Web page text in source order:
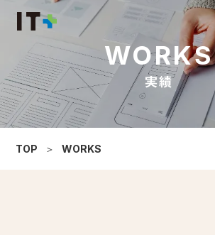
WORKS
実績
TOP ＞ WORKS